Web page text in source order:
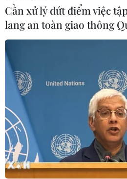
Sức ép cạnh tranh từ
thị trường Việt Nam
04/08/2016 09:55
Gạo Campuchia đang được
chuộng dù giá thành cao, thậm
tại thị trường miền Bắc nhưng
sức cạnh tranh cao do chất
Cần xử lý dứt điểm việc
lang an toàn giao thông